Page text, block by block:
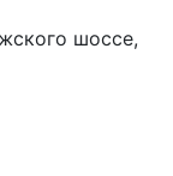
шоссе,